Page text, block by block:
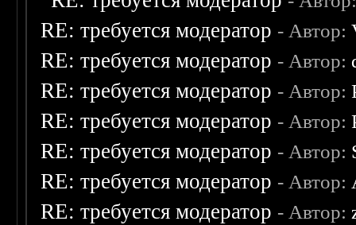
RE: требуется модератор - Автор:
RE: требуется модератор - Автор:
RE: требуется модератор - Автор:
RE: требуется модератор - Автор:
RE: требуется модератор - Автор:
RE: требуется модератор - Автор:
RE: требуется модератор - Автор: